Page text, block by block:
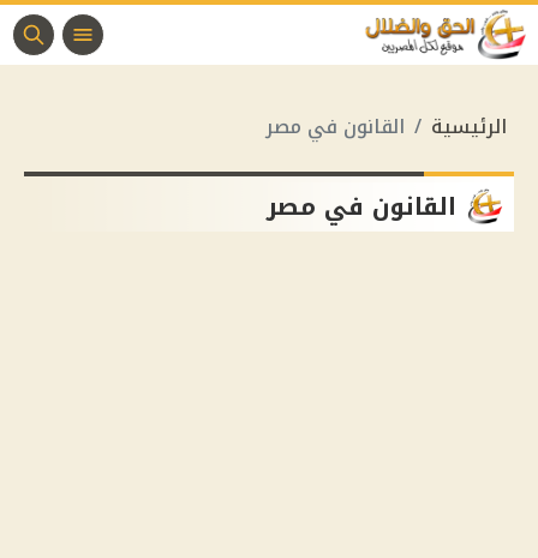
الرئيسية القانون في مصر
القانون في مصر